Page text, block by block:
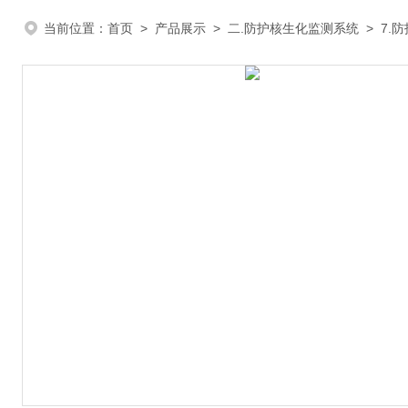
当前位置： 首页 > 产品展示 > 二.防护核生化监测系统 > 7.防